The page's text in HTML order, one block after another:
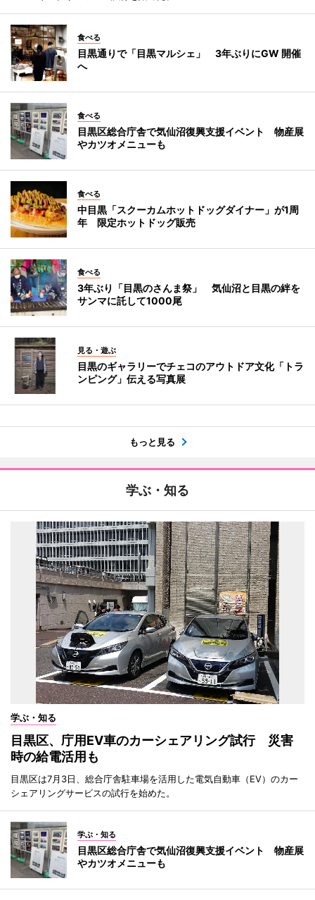
食べる
目黒通りで「目黒マルシェ」 3年ぶりにGW 開催
へ
食べる
目黒区総合庁舎で気仙沼復興支援イベント 物産展
やカツオメニューも
食べる
中目黒「スクーカムホットドッグダイナー」が1周
年 限定ホットドッグ販売
食べる
3年ぶり「目黒のさんま祭」 気仙沼と目黒の絆を
サンマに託して1000尾
見る・遊ぶ
目黒のギャラリーでチェコのアウトドア文化「トラ
ンピング」伝える写真展
もっと見る
学ぶ・知る
学ぶ・知る
目黒区、庁用EV車のカーシェアリング試行 災害
時の給電活用も
目黒区は7月3日、総合庁舎駐車場を活用した電気自動車（EV）のカー
シェアリングサービスの試行を始めた。
学ぶ・知る
目黒区総合庁舎で気仙沼復興支援イベント 物産展
やカツオメニューも